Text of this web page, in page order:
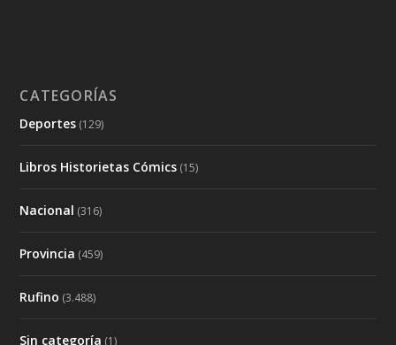
CATEGORÍAS
Deportes (129)
Libros Historietas Cómics (15)
Nacional (316)
Provincia (459)
Rufino (3.488)
Sin categoría (1)